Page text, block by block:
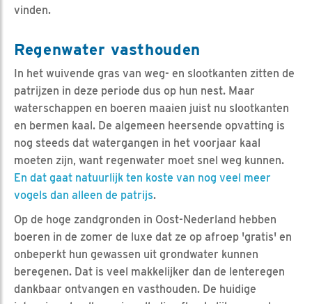
vinden.
Regenwater vasthouden
In het wuivende gras van weg- en slootkanten zitten de
patrijzen in deze periode dus op hun nest. Maar
waterschappen en boeren maaien juist nu slootkanten
en bermen kaal. De algemeen heersende opvatting is
nog steeds dat watergangen in het voorjaar kaal
moeten zijn, want regenwater moet snel weg kunnen.
En dat gaat natuurlijk ten koste van nog veel meer
vogels dan alleen de patrijs.
Op de hoge zandgronden in Oost-Nederland hebben
boeren in de zomer de luxe dat ze op afroep 'gratis' en
onbeperkt hun gewassen uit grondwater kunnen
beregenen. Dat is veel makkelijker dan de lenteregen
dankbaar ontvangen en vasthouden. De huidige